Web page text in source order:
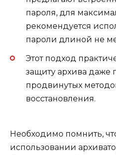
пароля, для
рекомендуется
пароли длиной не
Этот подход
защиту архива даже
продвинутых
восстановления.
Необходимо помнить,
использовании